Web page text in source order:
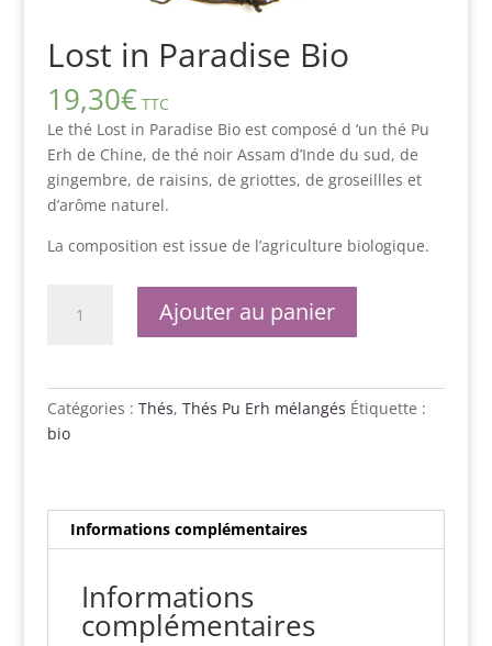
Lost in Paradise Bio
19,30€ TTC
Le thé Lost in Paradise Bio est composé d ‘un thé Pu
Erh de Chine, de thé noir Assam d’Inde du sud, de
gingembre, de raisins, de griottes, de groseillles et
d’arôme naturel.
La composition est issue de l’agriculture biologique.
Ajouter au panier
Catégories : Thés, Thés Pu Erh mélangés Étiquette :
bio
Informations complémentaires
Informations
complémentaires